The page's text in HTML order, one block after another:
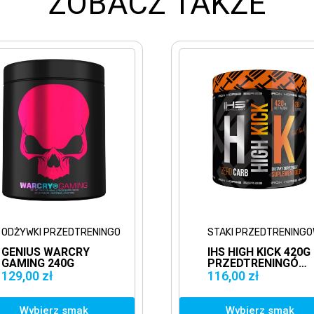
STAKI PRZEDTRENINGOWE
IHS HIGH KICK 420G
PRZEDTRENINGÓWKA
Wybierz smak
PUMP
Dodaj